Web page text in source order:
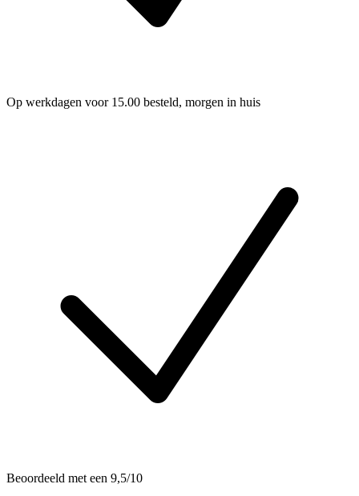
Op werkdagen voor 15.00 besteld, morgen in huis
Beoordeeld met een 9,5/10